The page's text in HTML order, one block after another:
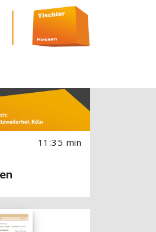
überspringen
Image) überspringen
11:35 min
Image) überspringen